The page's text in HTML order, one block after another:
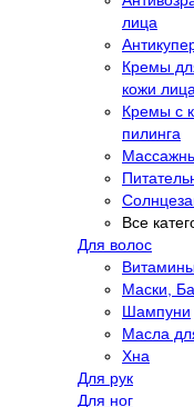
лица
Кремы
кожи лица
Кремы с
пилинга
Все
Для волос
Маски,
Шампуни
Масла
Хна
Для рук
Для ног